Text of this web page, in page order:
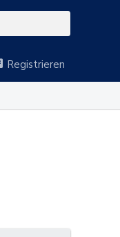
Registrieren